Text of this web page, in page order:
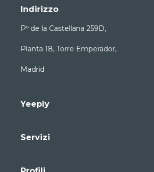
Indirizzo
Pº de la Castellana 259D,
Planta 18, Torre Emperador,
Madrid
Yeeply
Servizi